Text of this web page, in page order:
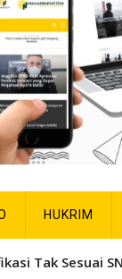
HUKRIM
Tak Sesuai